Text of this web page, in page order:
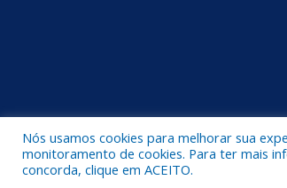
Todos os direitos reservados
Nós usamos cookies para melhorar sua
monitoramento de cookies. Para ter mais
concorda, clique em ACEITO.